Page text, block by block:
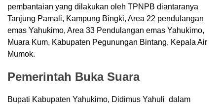
pembantaian yang dilakukan oleh TPNPB diantaranya
Tanjung Pamali, Kampung Bingki, Area 22 pendulangan
emas Yahukimo, Area 33 Pendulangan emas Yahukimo,
Muara Kum, Kabupaten Pegunungan Bintang, Kepala Air
Mumok.
Pemerintah Buka Suara
Bupati Kabupaten Yahukimo, Didimus Yahuli dalam